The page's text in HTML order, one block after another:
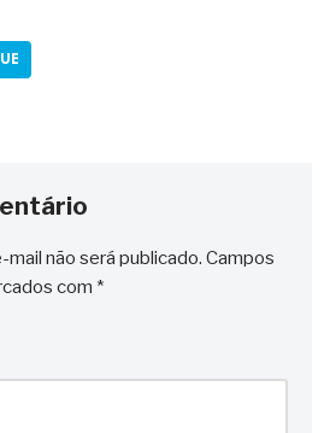
não será publicado. Campos
com *